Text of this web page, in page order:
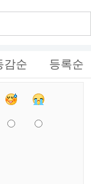
감순 등록순